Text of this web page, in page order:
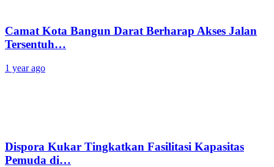
Camat Kota Bangun Darat Berharap Akses Jalan
Tersentuh…
1 year ago
Dispora Kukar Tingkatkan Fasilitasi Kapasitas
Pemuda di…